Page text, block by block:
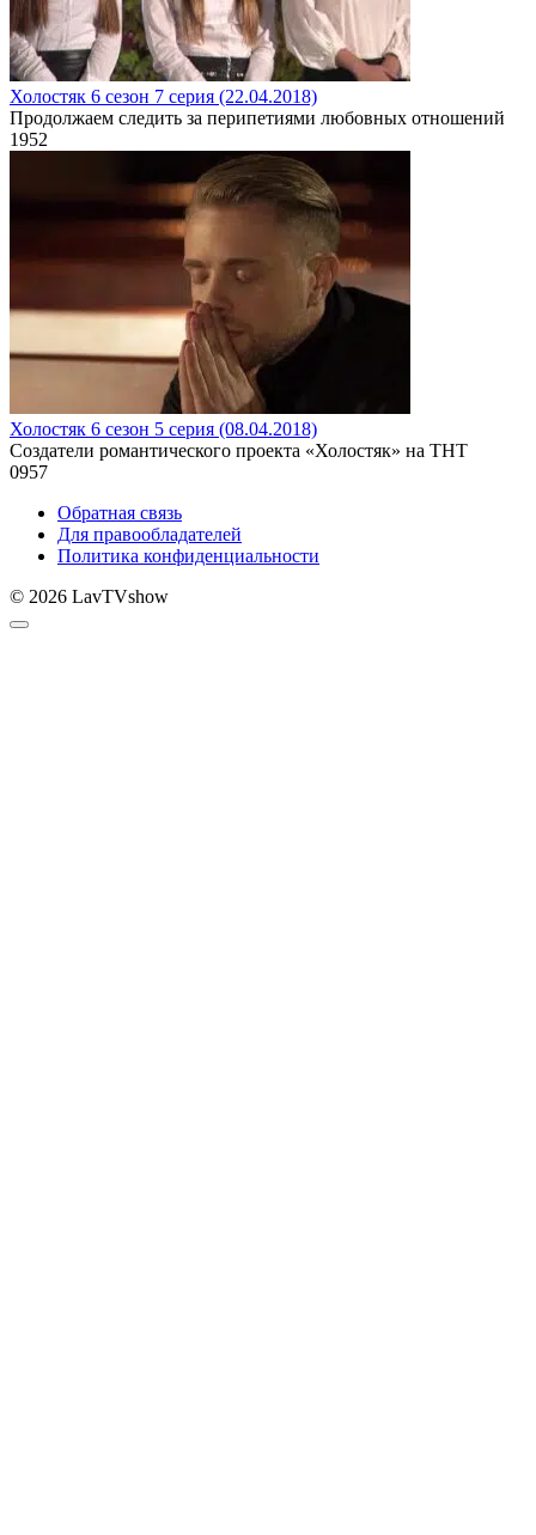
Холостяк 6 сезон 7 серия (22.04.2018)
Продолжаем следить за перипетиями любовных отношений
1952
Холостяк 6 сезон 5 серия (08.04.2018)
Создатели романтического проекта «Холостяк» на ТНТ
0957
Обратная связь
Для правообладателей
Политика конфиденциальности
© 2026 LavTVshow